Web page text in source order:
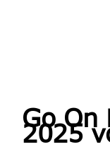
Go On
2025